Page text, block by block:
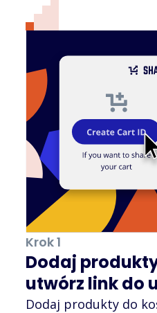
Krok 1
Dodaj
utwórz link do
Dodaj produkty do